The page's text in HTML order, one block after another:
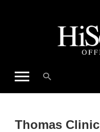
Thomas